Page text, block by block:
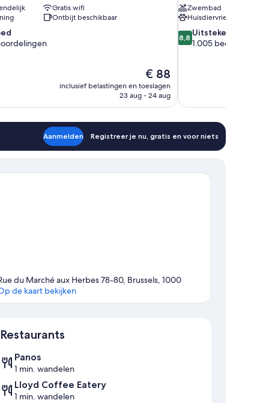
Gratis wifi
Ontbijt beschikbaar
De
prijs
is
€ 88
inclusief belastingen en toeslagen
23 aug - 24 aug
Zwembad
Huisdiervriendelijk
8.8
van
8,8 Uitstekend
1.005
Aanmelden Registreer je nu, gratis en voor niets
du Marché aux Herbes 78-80, Brussels, 1000
de kaart bekijken
Restaurants
Panos
1 min. wandelen
Lloyd Coffee Eatery
1 min. wandelen